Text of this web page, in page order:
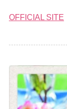
OFFICIAL SITE